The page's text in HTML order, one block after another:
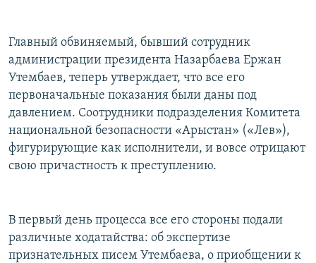
Главный обвиняемый, бывший сотрудник
администрации президента Назарбаева Ержан
Утембаев, теперь утверждает, что все его
первоначальные показания были даны под
давлением. Соотрудники подразделения Комитета
национальной безопасности «Арыстан» («Лев»),
фигурирующие как исполнители, и вовсе отрицают
свою причастность к преступлению.
В первый день процесса все его стороны подали
различные ходатайства: об экспертизе
признательных писем Утембаева, о приобщении к